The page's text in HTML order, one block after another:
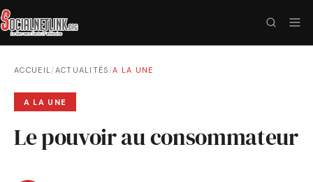
ACCUEIL/ACTUALITÉS /A LA UNE
A LA UNE
Le pouvoir au consommateur